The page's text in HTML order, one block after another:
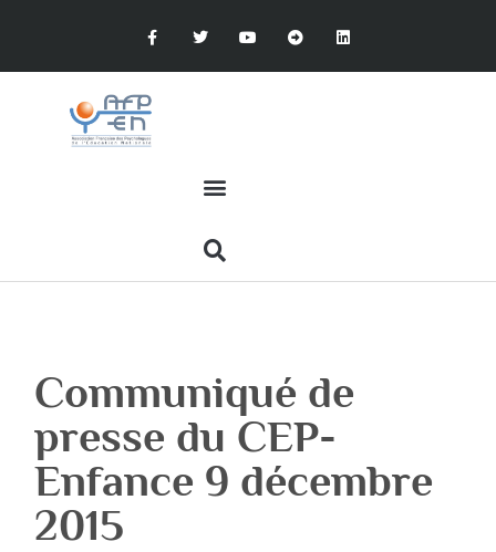
Communiqué de
presse du CEP-
Enfance 9 décembre
2015